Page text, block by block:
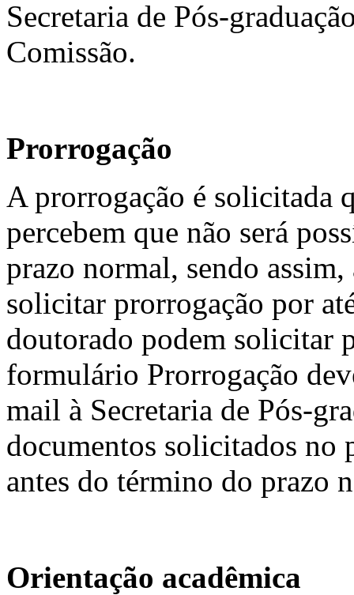
Secretaria de Pós-
Comissão.
Prorrogação
A prorrogação é solicitada
percebem que não será
prazo normal, sendo
solicitar prorrogação por
doutorado podem solicitar
formulário Prorrogação
mail à Secretaria de Pós-
documentos solicitados
antes do término do prazo
Orientação acadêmica